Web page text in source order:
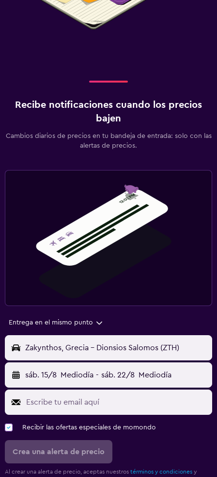
Recibe notificaciones cuando los precios
bajen
Cambios diarios de precios en tu bandeja de entrada: solo con las
alertas de precios.
Entrega en el mismo punto
Zakynthos, Grecia - Dionsios Salomos (ZTH)
sáb. 15/8 Mediodía - sáb. 22/8 Mediodía
Recibir las ofertas especiales de momondo
Crea una alerta de precio
Al crear una alerta de precio, aceptas nuestros términos y condiciones y